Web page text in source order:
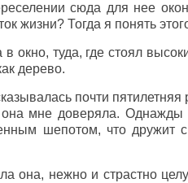
сюда для нее
жизни? Тогда я понять
окно, туда, где стоял
дерево.
почти пятилетняя
она мне доверяла.
шепотом, что
она, нежно и страстно